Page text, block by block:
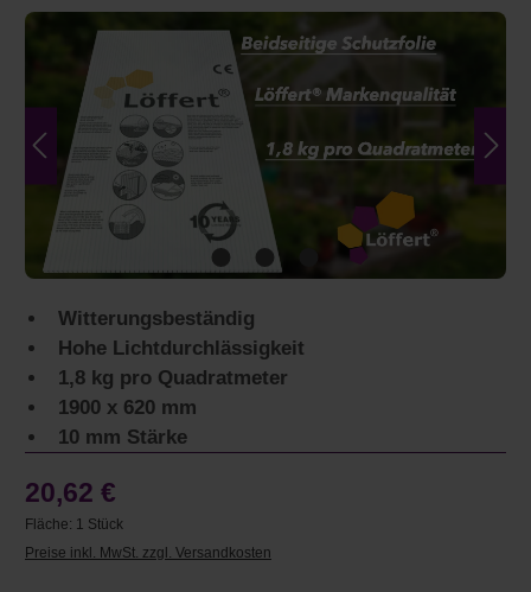
Bildergalerie überspringen
Witterungsbeständig
Hohe Lichtdurchlässigkeit
1,8 kg pro Quadratmeter
1900 x 620 mm
10 mm Stärke
20,62 €
Fläche: 1 Stück
Preise inkl. MwSt. zzgl. Versandkosten